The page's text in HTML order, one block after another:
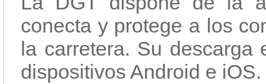
conecta y protege a los
la carretera. Su descarga
dispositivos Android e iOS.